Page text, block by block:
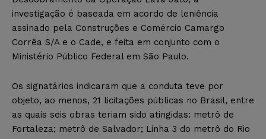
investigação é baseada em acordo de leniência
assinado pela Construções e Comércio Camargo
Corrêa S/A e o Cade, e feita em conjunto com o
Ministério Público Federal em São Paulo.
Os signatários indicaram que a conduta teve por
objeto, ao menos, 21 licitações públicas no Brasil, entre
as quais seis obras teriam sido atingidas: metrô de
Fortaleza; metrô de Salvador; Linha 3 do metrô do Rio